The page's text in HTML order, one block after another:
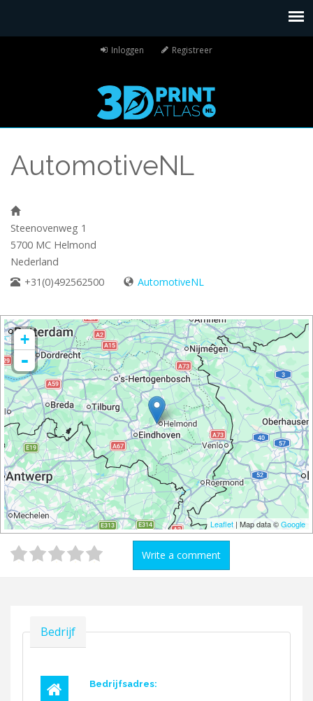
Inloggen Registreer
AutomotiveNL
Steenovenweg 1
5700 MC Helmond
Nederland
+31(0)492562500
AutomotiveNL
+
-
Leaflet | Map data ©Google
Write a comment
Verbergen
Bedrijf
Bedrijfsadres: